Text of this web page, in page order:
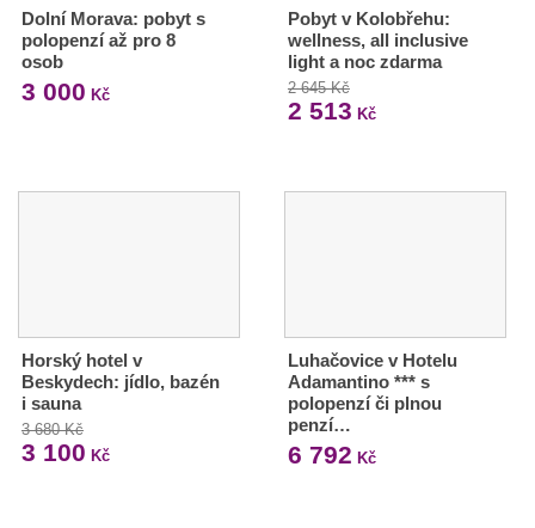
Dolní Morava: pobyt s
polopenzí až pro 8
osob
3 000 Kč
Pobyt v Kolobřehu:
wellness, all inclusive
light a noc zdarma
2 645 Kč
2 513 Kč
Horský hotel v
Beskydech: jídlo, bazén
i sauna
3 680 Kč
3 100 Kč
Luhačovice v Hotelu
Adamantino *** s
polopenzí či plnou
penzí…
6 792 Kč